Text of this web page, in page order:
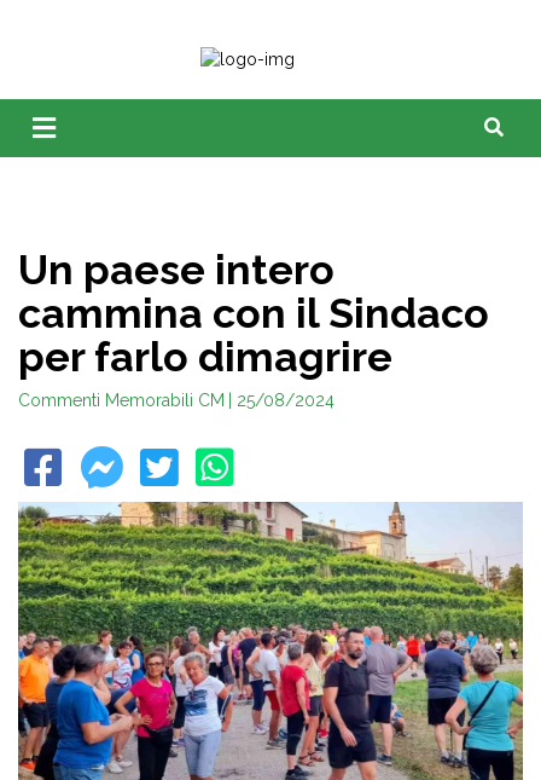
Un paese intero
cammina con il Sindaco
per farlo dimagrire
Commenti Memorabili CM | 25/08/2024